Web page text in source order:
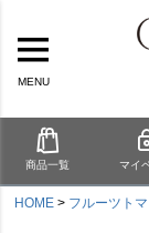
MENU
商品一覧 マイ
HOME フルーツト